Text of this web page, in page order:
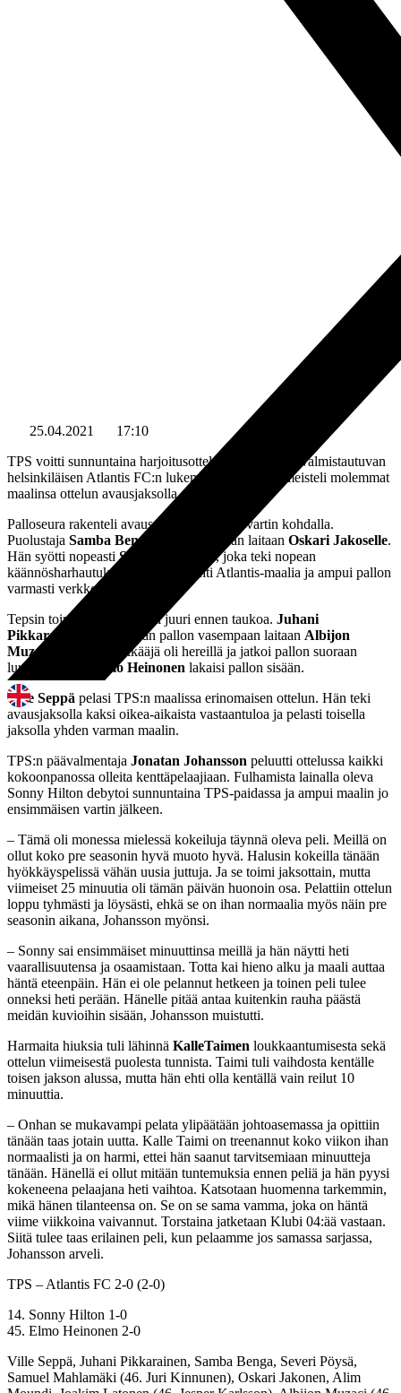
25.04.2021
17:10
TPS voitti sunnuntaina harjoitusottelussa Kakkosen valmistautuvan
helsinkiläisen Atlantis FC:n lukemin 2-0. TPS viimeisteli molemmat
maalinsa ottelun avausjaksolla.
Palloseura rakenteli avausmaalinsa vajaan vartin kohdalla.
Puolustaja Samba Benga keskitti oikeaan laitaan Oskari Jakoselle.
Hän syötti nopeastiSonny Hiltonille , joka teki nopean
käännösharhautuksen, porhalsi kohti Atlantis-maalia ja ampui pallon
varmasti verkkoon.
Tepsin toinen osuma syntyi juuri ennen taukoa. Juhani
Pikkarainen
laittoi pitkän pallon vasempaan laitaan Albijon
Muzacille
. TPS-hyökkääjä oli hereillä ja jatkoi pallon suoraan
luukulle, jossa
Elmo Heinonen lakaisi pallon sisään.
Ville Seppä pelasi TPS:n maalissa erinomaisen ottelun. Hän teki
avausjaksolla kaksi oikea-aikaista vastaantuloa ja pelasti toisella
jaksolla yhden varman maalin.
TPS:n päävalmentaja Jonatan Johansson peluutti ottelussa kaikki
kokoonpanossa olleita kenttäpelaajiaan. Fulhamista lainalla oleva
Sonny Hilton debytoi sunnuntaina TPS-paidassa ja ampui maalin jo
ensimmäisen vartin jälkeen.
– Tämä oli monessa mielessä kokeiluja täynnä oleva peli. Meillä on
ollut koko pre seasonin hyvä muoto hyvä. Halusin kokeilla tänään
hyökkäyspelissä vähän uusia juttuja. Ja se toimi jaksottain, mutta
viimeiset 25 minuutia oli tämän päivän huonoin osa. Pelattiin ottelun
loppu tyhmästi ja löysästi, ehkä se on ihan normaalia myös näin pre
seasonin aikana, Johansson myönsi.
– Sonny sai ensimmäiset minuuttinsa meillä ja hän näytti heti
vaarallisuutensa ja osaamistaan. Totta kai hieno alku ja maali auttaa
häntä eteenpäin. Hän ei ole pelannut hetkeen ja toinen peli tulee
onneksi heti perään. Hänelle pitää antaa kuitenkin rauha päästä
meidän kuvioihin sisään, Johansson muistutti.
Harmaita hiuksia tuli lähinnä KalleTaimen loukkaantumisesta sekä
ottelun viimeisestä puolesta tunnista. Taimi tuli vaihdosta kentälle
toisen jakson alussa, mutta hän ehti olla kentällä vain reilut 10
minuuttia.
– Onhan se mukavampi pelata ylipäätään johtoasemassa ja opittiin
tänään taas jotain uutta. Kalle Taimi on treenannut koko viikon ihan
normaalisti ja on harmi, ettei hän saanut tarvitsemiaan minuutteja
tänään. Hänellä ei ollut mitään tuntemuksia ennen peliä ja hän pyysi
kokeneena pelaajana heti vaihtoa. Katsotaan huomenna tarkemmin,
mikä hänen tilanteensa on. Se on se sama vamma, joka on häntä
viime viikkoina vaivannut. Torstaina jatketaan Klubi 04:ää vastaan.
Siitä tulee taas erilainen peli, kun pelaamme jos samassa sarjassa,
Johansson arveli.
TPS – Atlantis FC 2-0 (2-0)
14. Sonny Hilton 1-0
45. Elmo Heinonen 2-0
Ville Seppä, Juhani Pikkarainen, Samba Benga, Severi Pöysä,
Samuel Mahlamäki (46. Juri Kinnunen), Oskari Jakonen, Alim